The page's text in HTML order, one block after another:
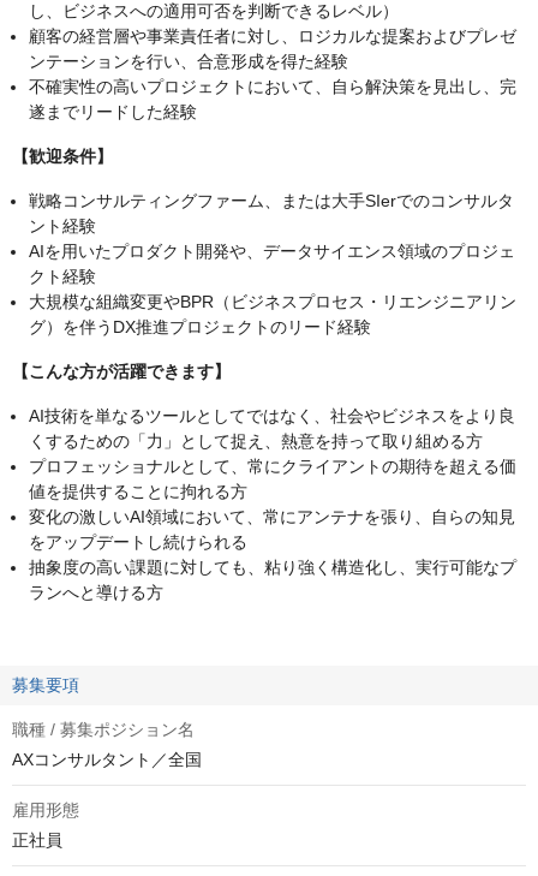
し、ビジネスへの適用可否を判断できるレベル）
顧客の経営層や事業責任者に対し、ロジカルな提案およびプレゼ
ンテーションを行い、合意形成を得た経験
不確実性の高いプロジェクトにおいて、自ら解決策を見出し、完
遂までリードした経験
【歓迎条件】
戦略コンサルティングファーム、または大手SIerでのコンサルタ
ント経験
AIを用いたプロダクト開発や、データサイエンス領域のプロジェ
クト経験
大規模な組織変更やBPR（ビジネスプロセス・リエンジニアリン
グ）を伴うDX推進プロジェクトのリード経験
【こんな方が活躍できます】
AI技術を単なるツールとしてではなく、社会やビジネスをより良
くするための「力」として捉え、熱意を持って取り組める方
プロフェッショナルとして、常にクライアントの期待を超える価
値を提供することに拘れる方
変化の激しいAI領域において、常にアンテナを張り、自らの知見
をアップデートし続けられる
抽象度の高い課題に対しても、粘り強く構造化し、実行可能なプ
ランへと導ける方
募集要項
職種 / 募集ポジション名
AXコンサルタント／全国
雇用形態
正社員